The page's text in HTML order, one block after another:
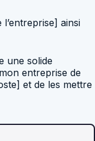
ainsi
une solide
entreprise de
et de les mettre